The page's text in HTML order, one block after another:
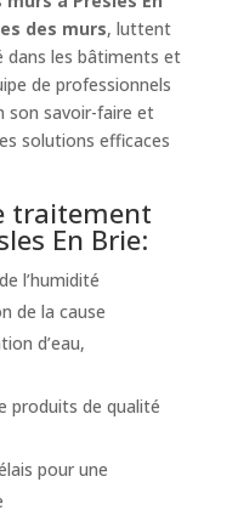
des murs, luttent
dans les bâtiments et
de professionnels
son savoir-faire et
solutions efficaces
traitement
En Brie:
l’humidité
de la cause
d’eau,
produits de qualité
pour une